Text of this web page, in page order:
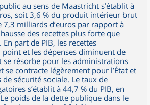
au sens de Maastricht s’établit à
soit 3,6 % du produit intérieur brut
7,3 milliards d’euros par rapport à
des recettes plus forte que
En part de PIB, les recettes
et les dépenses diminuent de
se résorbe pour les administrations
se contracte légèrement pour l’État et
sécurité sociale. Le taux de
s’établit à 44,7 % du PIB, en
poids de la dette publique dans le